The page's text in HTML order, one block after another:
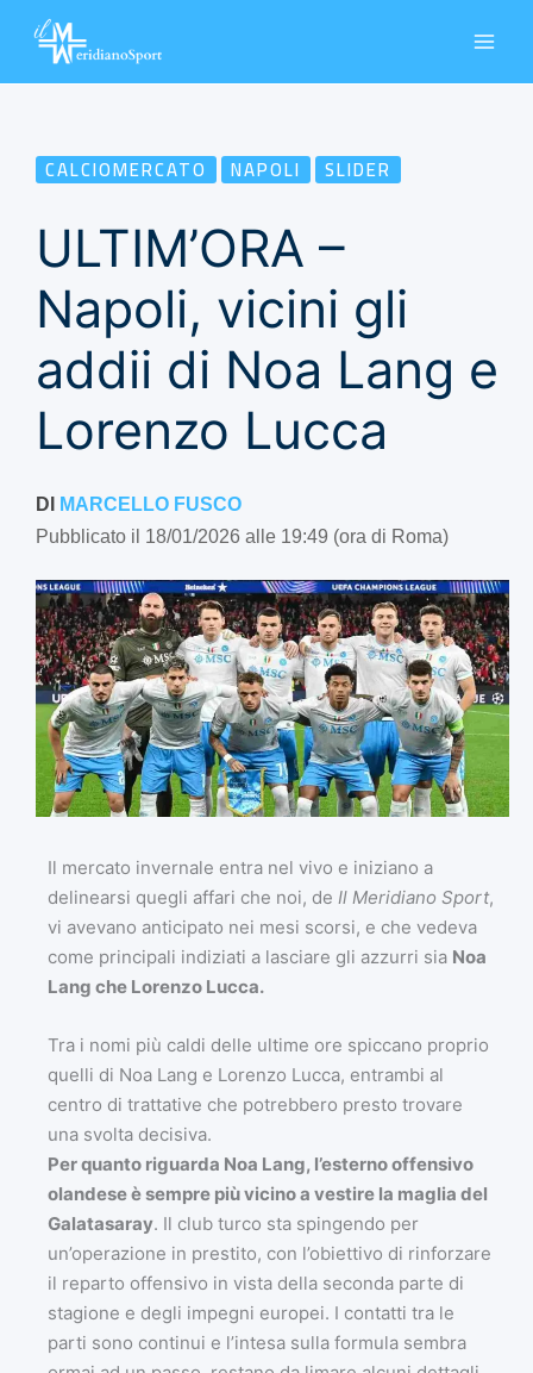
CALCIOMERCATO NAPOLI SLIDER
ULTIM’ORA –
Napoli, vicini gli
addii di Noa Lang e
Lorenzo Lucca
DI MARCELLO FUSCO
Pubblicato il 18/01/2026 alle 19:49 (ora di Roma)
Il mercato invernale entra nel vivo e iniziano a
delinearsi quegli affari che noi, de Il Meridiano Sport,
vi avevano anticipato nei mesi scorsi, e che vedeva
come principali indiziati a lasciare gli azzurri sia Noa
Lang che Lorenzo Lucca.
Tra i nomi più caldi delle ultime ore spiccano proprio
quelli di Noa Lang e Lorenzo Lucca, entrambi al
centro di trattative che potrebbero presto trovare
una svolta decisiva.
Per quanto riguarda Noa Lang, l’esterno offensivo
olandese è sempre più vicino a vestire la maglia del
Galatasaray. Il club turco sta spingendo per
un’operazione in prestito, con l’obiettivo di rinforzare
il reparto offensivo in vista della seconda parte di
stagione e degli impegni europei. I contatti tra le
parti sono continui e l’intesa sulla formula sembra